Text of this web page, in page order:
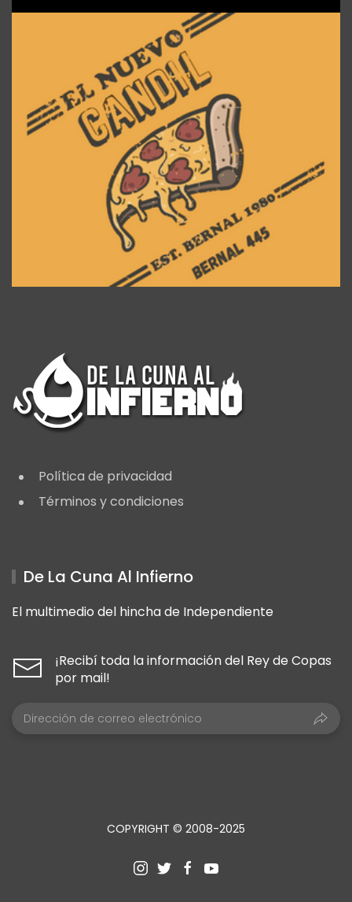
Política de privacidad
Términos y condiciones
De La Cuna Al Infierno
El multimedio del hincha de Independiente
¡Recibí toda la información del Rey de Copas
por mail!
COPYRIGHT © 2008-2025